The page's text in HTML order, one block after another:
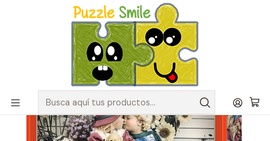
Envíos GRATIS para pedidos sobre $50.000 en Regiones de la
Catálogo de Puzzles y Rompecabezas
Marcas
Puzzles Castorland
Puzzle 1000 Piezas Castorland | Primer Amor